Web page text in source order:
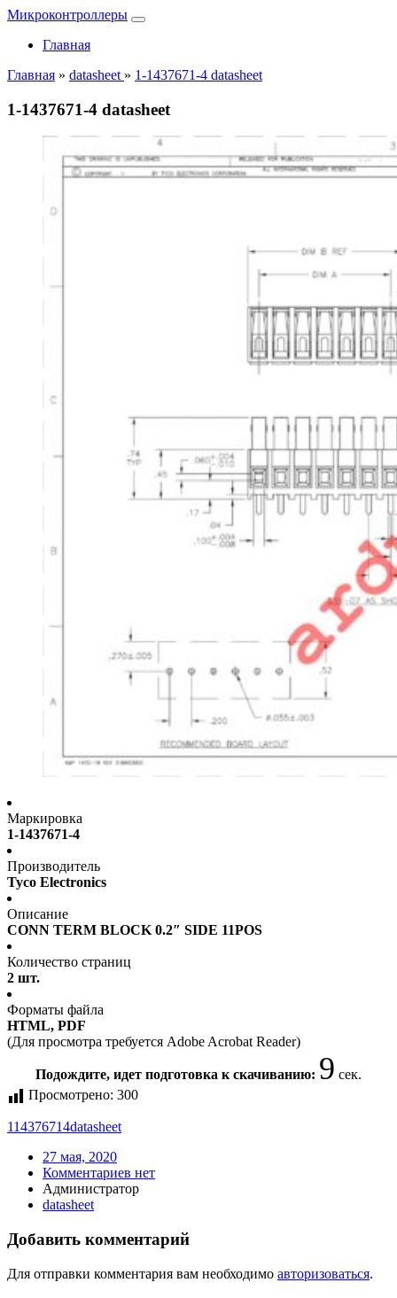
Микроконтроллеры
Главная
Главная » datasheet » 1-1437671-4 datasheet
1-1437671-4 datasheet
Маркировка
1-1437671-4
Производитель
Tyco Electronics
Описание
CONN TERM BLOCK 0.2″ SIDE 11POS
Количество страниц
2 шт.
Форматы файла
HTML, PDF
(Для просмотра требуется Adobe Acrobat Reader)
Подождите, идет подготовка к скачиванию: 9 сек.
Просмотрено: 300
114376714datasheet
27 мая, 2020
Комментариев нет
Администратор
datasheet
Добавить комментарий
Для отправки комментария вам необходимо авторизоваться.